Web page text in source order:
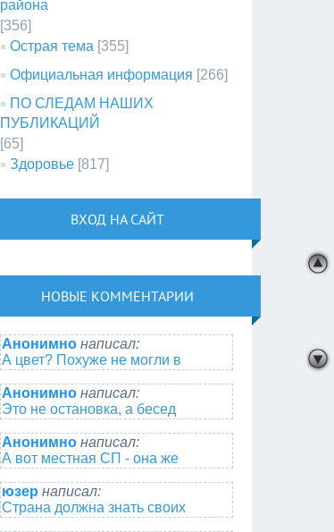
района
[356]
Острая тема [355]
Официальная информация [266]
ПО СЛЕДАМ НАШИХ
ПУБЛИКАЦИЙ
[65]
Здоровье [817]
ВХОД НА САЙТ
НОВЫЕ КОММЕНТАРИИ
Анонимно написал:
А цвет? Похуже не могли в
Анонимно написал:
Это не остановка, а бесед
Анонимно написал:
А вот местная СП - она же
юзер написал:
Страна должна знать своих